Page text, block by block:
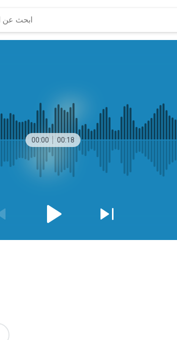
00:00 00:18